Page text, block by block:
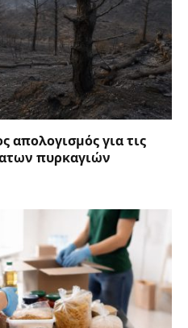
απολογισμός για τις
πυρκαγιών